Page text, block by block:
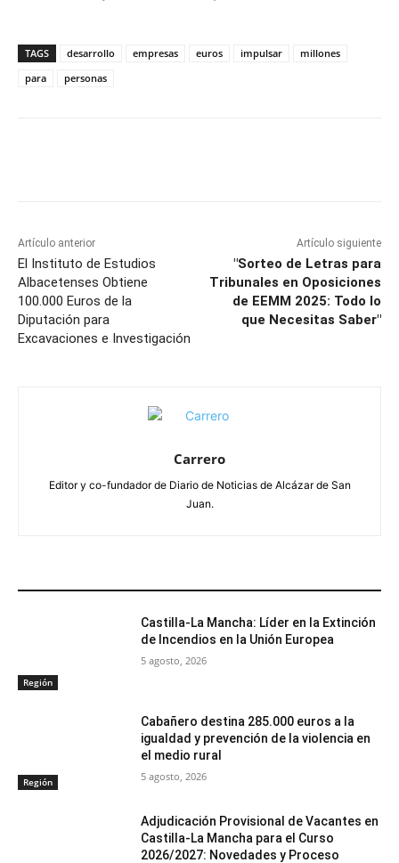
TAGS desarrollo empresas euros impulsar
millones
para
personas
Artículo anterior
El Instituto de Estudios
Albacetenses Obtiene
100.000 Euros de la
Diputación para
Excavaciones e Investigación
Artículo siguiente
"Sorteo de Letras para
Tribunales en Oposiciones
de EEMM 2025: Todo lo
que Necesitas Saber"
Carrero
Editor y co-fundador de Diario de Noticias de Alcázar de San
Juan.
Región
Castilla-La Mancha: Líder en la Extinción
de Incendios en la Unión Europea
5 agosto, 2026
Región
Cabañero destina 285.000 euros a la
igualdad y prevención de la violencia en
el medio rural
5 agosto, 2026
Adjudicación Provisional de Vacantes en
Castilla-La Mancha para el Curso
2026/2027: Novedades y Proceso